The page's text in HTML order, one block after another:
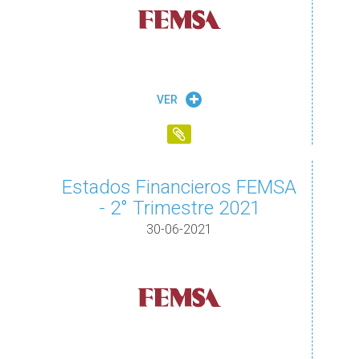
VER
Estados Financieros FEMSA
- 2° Trimestre 2021
30-06-2021